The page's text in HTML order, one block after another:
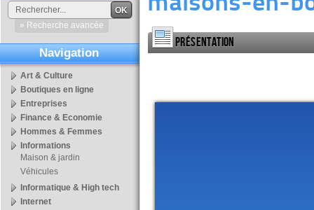
Présentation
OK
» Recherche avancée
Navigation
Art & Culture
Boutiques en ligne
Entreprises
Finance & Economie
Hommes & Femmes
Informations
Maison & jardin
Véhicules
Informatique & High tech
Internet